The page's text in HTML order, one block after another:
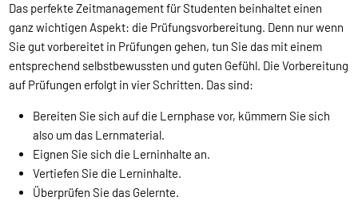
Das perfekte Zeitmanagement für Studenten beinhaltet einen
ganz wichtigen Aspekt: die Prüfungsvorbereitung. Denn nur wenn
Sie gut vorbereitet in Prüfungen gehen, tun Sie das mit einem
entsprechend selbstbewussten und guten Gefühl. Die Vorbereitung
auf Prüfungen erfolgt in vier Schritten. Das sind:
Bereiten Sie sich auf die Lernphase vor, kümmern Sie sich
also um das Lernmaterial.
Eignen Sie sich die Lerninhalte an.
Vertiefen Sie die Lerninhalte.
Überprüfen Sie das Gelernte.